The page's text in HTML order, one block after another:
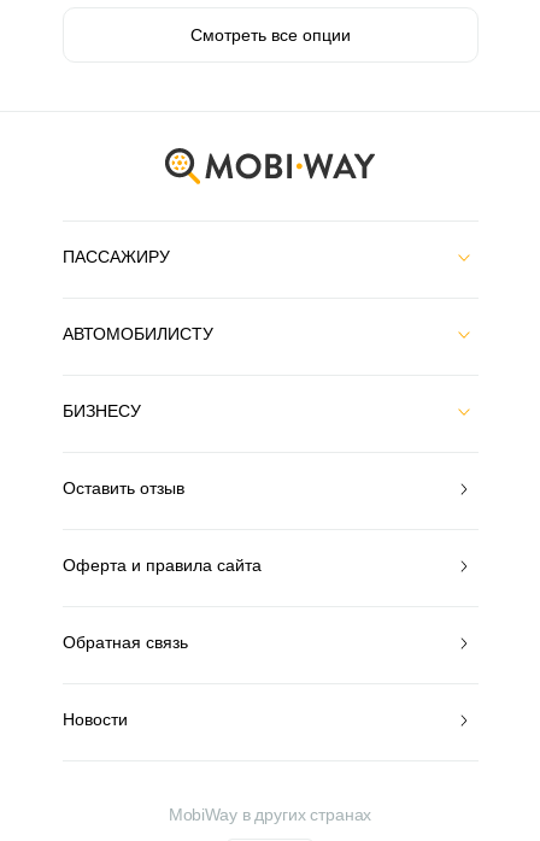
Смотреть все опции
ПАССАЖИРУ
АВТОМОБИЛИСТУ
БИЗНЕСУ
Оставить отзыв
Оферта и правила сайта
Обратная связь
Новости
MobiWay в других странах